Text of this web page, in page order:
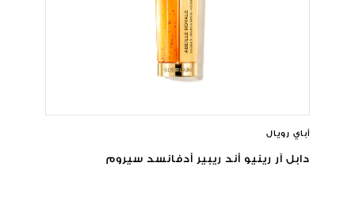
أباي رويال
دابل آر رينيو أند ريبير أدفانسد سيروم